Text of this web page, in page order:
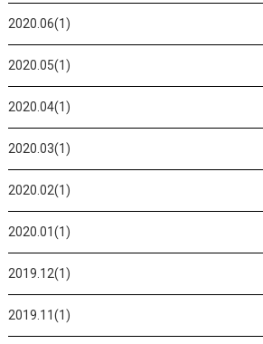
2020.06(1)
2020.05(1)
2020.04(1)
2020.03(1)
2020.02(1)
2020.01(1)
2019.12(1)
2019.11(1)